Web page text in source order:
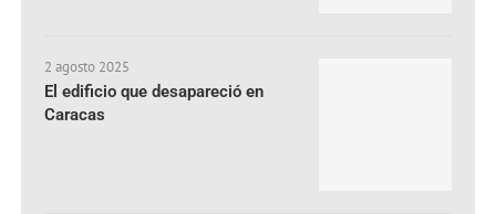
2 agosto 2025
El edificio que desapareció en
Caracas